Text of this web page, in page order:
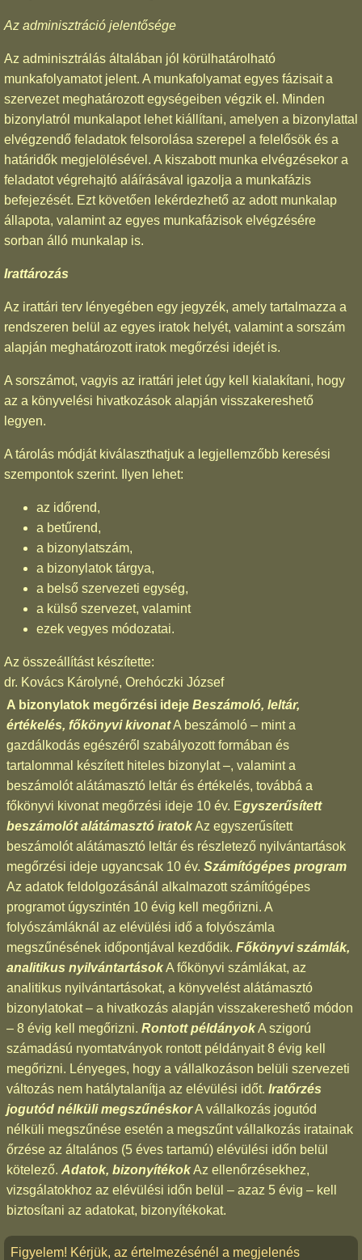
Az adminisztráció jelentősége
Az adminisztrálás általában jól körülhatárolható
munkafolyamatot jelent. A munkafolyamat egyes fázisait a
szervezet meghatározott egységeiben végzik el. Minden
bizonylatról munkalapot lehet kiállítani, amelyen a bizonylattal
elvégzendő feladatok felsorolása szerepel a felelősök és a
határidők megjelölésével. A kiszabott munka elvégzésekor a
feladatot végrehajtó aláírásával igazolja a munkafázis
befejezését. Ezt követően lekérdezhető az adott munkalap
állapota, valamint az egyes munkafázisok elvégzésére
sorban álló munkalap is.
Irattározás
Az irattári terv lényegében egy jegyzék, amely tartalmazza a
rendszeren belül az egyes iratok helyét, valamint a sorszám
alapján meghatározott iratok megőrzési idejét is.
A sorszámot, vagyis az irattári jelet úgy kell kialakítani, hogy
az a könyvelési hivatkozások alapján visszakereshető
legyen.
A tárolás módját kiválaszthatjuk a legjellemzőbb keresési
szempontok szerint. Ilyen lehet:
az időrend,
a betűrend,
a bizonylatszám,
a bizonylatok tárgya,
a belső szervezeti egység,
a külső szervezet, valamint
ezek vegyes módozatai.
Az összeállítást készítette:
dr. Kovács Károlyné, Orehóczki József
A bizonylatok megőrzési ideje Beszámoló, leltár,
értékelés, főkönyvi kivonatA beszámoló – mint a
gazdálkodás egészéről szabályozott formában és
tartalommal készített hiteles bizonylat –, valamint a
beszámolót alátámasztó leltár és értékelés, továbbá a
főkönyvi kivonat megőrzési ideje 10 év. Egyszerűsített
beszámolót alátámasztó iratokAz egyszerűsített
beszámolót alátámasztó leltár és részletező nyilvántartások
megőrzési ideje ugyancsak 10 év. Számítógépes program
Az adatok feldolgozásánál alkalmazott számítógépes
programot úgyszintén 10 évig kell megőrizni. A
folyószámláknál az elévülési idő a folyószámla
megszűnésének időpontjával kezdődik. Főkönyvi számlák,
analitikus nyilvántartásokA főkönyvi számlákat, az
analitikus nyilvántartásokat, a könyvelést alátámasztó
bizonylatokat – a hivatkozás alapján visszakereshető módon
– 8 évig kell megőrizni. Rontott példányokA szigorú
számadású nyomtatványok rontott példányait 8 évig kell
megőrizni. Lényeges, hogy a vállalkozáson belüli szervezeti
változás nem hatálytalanítja az elévülési időt. Iratőrzés
jogutód nélküli megszűnéskorA vállalkozás jogutód
nélküli megszűnése esetén a megszűnt vállalkozás iratainak
őrzése az általános (5 éves tartamú) elévülési időn belül
kötelező. Adatok, bizonyítékokAz ellenőrzésekhez,
vizsgálatokhoz az elévülési időn belül – azaz 5 évig – kell
biztosítani az adatokat, bizonyítékokat.
Figyelem! Kérjük, az értelmezésénél a megjelenés